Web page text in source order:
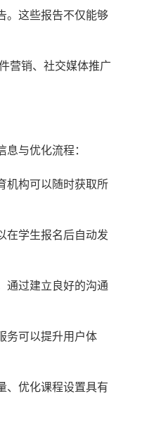
。这些报告不仅能够
营销、社交媒体推广
与优化流程：
机构可以随时获取所
在学生报名后自动发
通过建立良好的沟通
务可以提升用户体
、优化课程设置具有